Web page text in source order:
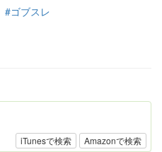
#ゴブスレ
iTunesで検索 Amazonで検索